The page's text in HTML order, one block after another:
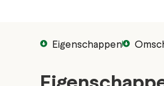
Eigenschappen